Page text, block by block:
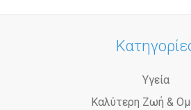
Υγεία
Καλύτερη Ζωή &